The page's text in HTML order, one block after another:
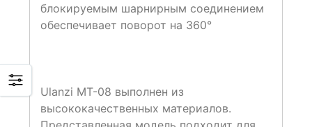
блокируемым шарнирным соединением
обеспечивает поворот на 360°
Ulanzi MT-08 выполнен из
высококачественных материалов.